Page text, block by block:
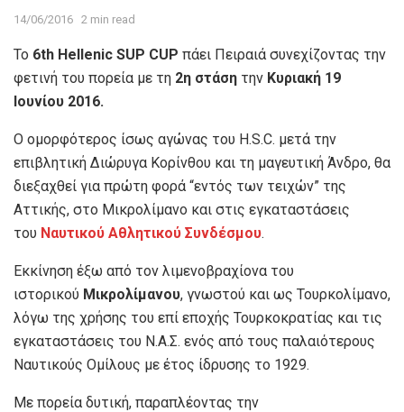
14/06/2016 2 min read
Το 6th Hellenic SUP CUP πάει Πειραιά συνεχίζοντας την
φετινή του πορεία με τη 2η στάση την Κυριακή 19
Ιουνίου 2016.
Ο ομορφότερος ίσως αγώνας του H.S.C. μετά την
επιβλητική Διώρυγα Κορίνθου και τη μαγευτική Άνδρο, θα
διεξαχθεί για πρώτη φορά “εντός των τειχών” της
Αττικής, στο Μικρολίμανο και στις εγκαταστάσεις
του Ναυτικού Αθλητικού Συνδέσμου.
Εκκίνηση έξω από τον λιμενοβραχίονα του
ιστορικού Μικρολίμανου, γνωστού και ως Τουρκολίμανο,
λόγω της χρήσης του επί εποχής Τουρκοκρατίας και τις
εγκαταστάσεις του Ν.Α.Σ. ενός από τους παλαιότερους
Ναυτικούς Ομίλους με έτος ίδρυσης το 1929.
Με πορεία δυτική, παραπλέοντας την